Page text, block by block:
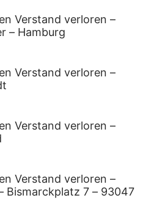
Verstand verloren –
– Hamburg
Verstand verloren –
Verstand verloren –
Verstand verloren –
Bismarckplatz 7 – 93047